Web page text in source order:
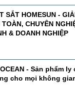
sự lựa chọn hợp
sản phẩm có thể
thông qua tổng
SẮT HOMESUN -
TOÀN, CHUYÊN
& DOANH NGHIỆP
- Sản phẩm
cho mọi không